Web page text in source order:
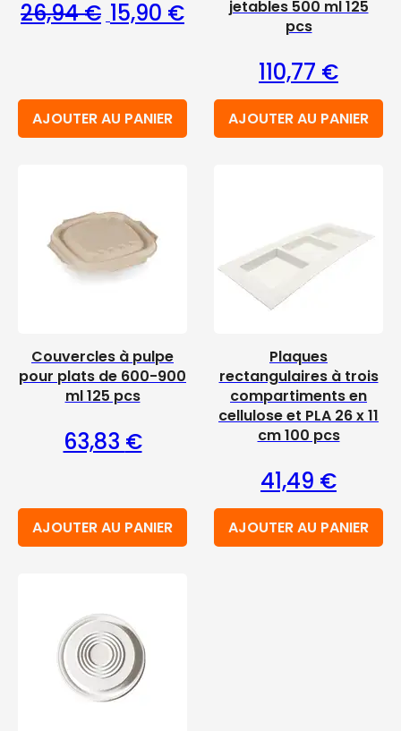
26,94€ Le prix initial était : 26,94 €.
15,90 €Le prix actuel est : 15,90
AJOUTER AU PANIER
jetables 500 ml 125
pcs
110,77 €
AJOUTER AU PANIER
Couvercles à pulpe
pour plats de 600-900
ml 125 pcs
63,83 €
AJOUTER AU PANIER
Plaques
rectangulaires à trois
compartiments en
cellulose et PLA 26 x 11
cm 100 pcs
41,49 €
AJOUTER AU PANIER